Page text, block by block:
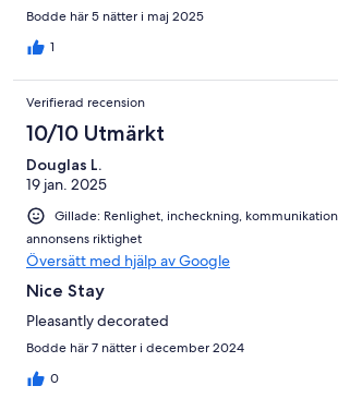
Bodde här 5 nätter i maj 2025
1
Verifierad recension
10/10 Utmärkt
Douglas L.
19 jan. 2025
Gillade: Renlighet, incheckning,
annonsens riktighet
Översätt med hjälp av Google
Nice Stay
Pleasantly decorated
Bodde här 7 nätter i december 2024
0